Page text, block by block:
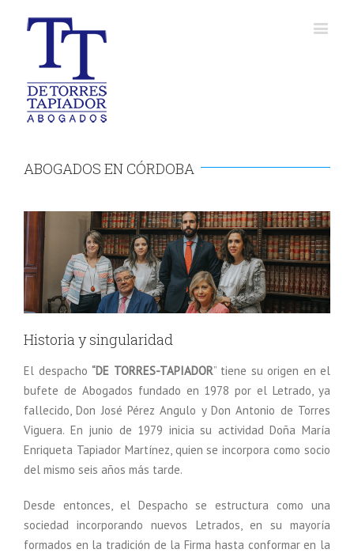
ABOGADOS EN CÓRDOBA
Historia y singularidad
El despacho “DE TORRES-TAPIADOR” tiene su origen en el
bufete de Abogados fundado en 1978 por el Letrado, ya
fallecido, Don José Pérez Angulo y Don Antonio de Torres
Viguera. En junio de 1979 inicia su actividad Doña María
Enriqueta Tapiador Martínez, quien se incorpora como socio
del mismo seis años más tarde.
Desde entonces, el Despacho se estructura como una
sociedad incorporando nuevos Letrados, en su mayoría
formados en la tradición de la Firma hasta conformar en la